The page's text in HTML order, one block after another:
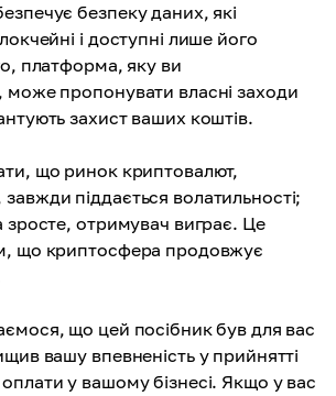
безпеку даних, які
і доступні лише його
платформа, яку ви
може пропонувати власні заходи
захист ваших коштів.
що ринок криптовалют,
піддається волатильності;
зросте, отримувач виграє. Це
що криптосфера продовжує
що цей посібник був для вас
вашу впевненість у прийнятті
у вашому бізнесі. Якщо у вас